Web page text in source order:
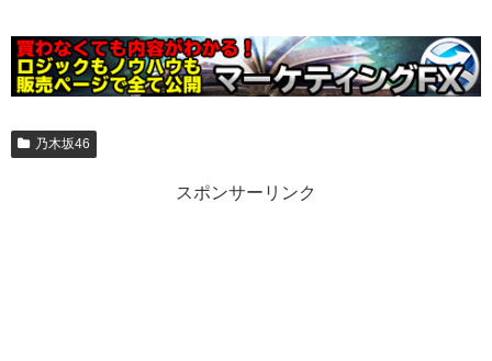
乃木坂46
スポンサーリンク